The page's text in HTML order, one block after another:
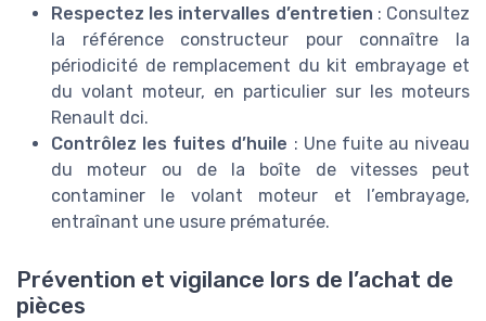
Respectez les intervalles d’entretien : Consultez
la référence constructeur pour connaître la
périodicité de remplacement du kit embrayage et
du volant moteur, en particulier sur les moteurs
Renault dci.
Contrôlez les fuites d’huile : Une fuite au niveau
du moteur ou de la boîte de vitesses peut
contaminer le volant moteur et l’embrayage,
entraînant une usure prématurée.
Prévention et vigilance lors de l’achat de
pièces